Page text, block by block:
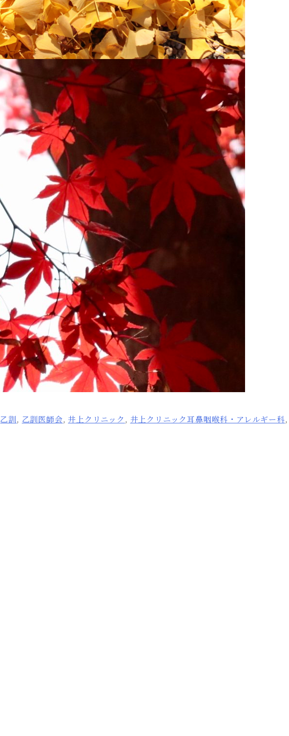
乙訓, 乙訓医師会,井上クリニック , 井上クリニック耳鼻咽喉科・アレルギー科,